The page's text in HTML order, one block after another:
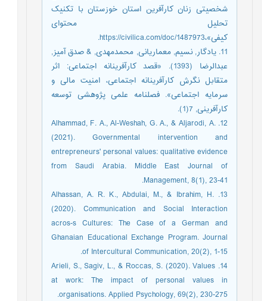
شخصیتی زنان کارآفرین استان خوزستان با تکنیک
تحلیل محتوای
کیفی»،https://civilica.com/doc/1487973.
11. یادگار, نسیم, معماریانی, محمدمهدی, & صدق آمیز,
عبدالرضا (1393). «قصد کارآفرینانه اجتماعی: اثر
متقابل نگرش کارآفرینانه اجتماعی، امنیت مالی و
سرمایه اجتماعی». فصلنامه علمی پژوهشی توسعه
کارآفرینی, 7(1).
12. Alhammad, F. A., Al-Weshah, G. A., & Aljarodi, A.
(2021). Governmental intervention and
entrepreneurs' personal values: qualitative evidence
from Saudi Arabia. Middle East Journal of
Management, 8(1), 23-41.
13. Alhassan, A. R. K., Abdulai, M., & Ibrahim, H.
(2020). Communication and Social Interaction
acros-s Cultures: The Case of a German and
Ghanaian Educational Exchange Program. Journal
of Intercultural Communication, 20(2), 1-15.
14. Arieli, S., Sagiv, L., & Roccas, S. (2020). Values
at work: The impact of personal values in
organisations. Applied Psychology, 69(2), 230-275.